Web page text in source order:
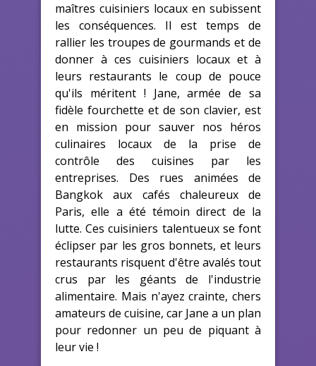
maîtres cuisiniers locaux en subissent
les conséquences. Il est temps de
rallier les troupes de gourmands et de
donner à ces cuisiniers locaux et à
leurs restaurants le coup de pouce
qu'ils méritent ! Jane, armée de sa
fidèle fourchette et de son clavier, est
en mission pour sauver nos héros
culinaires locaux de la prise de
contrôle des cuisines par les
entreprises. Des rues animées de
Bangkok aux cafés chaleureux de
Paris, elle a été témoin direct de la
lutte. Ces cuisiniers talentueux se font
éclipser par les gros bonnets, et leurs
restaurants risquent d'être avalés tout
crus par les géants de l'industrie
alimentaire. Mais n'ayez crainte, chers
amateurs de cuisine, car Jane a un plan
pour redonner un peu de piquant à
leur vie !